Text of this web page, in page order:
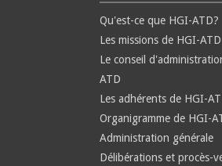
Qu'est-ce que HGI-ATD?
Les missions de HGI-ATD
Le conseil
ATD
Les adhérents de HGI-
Organigramme de HGI-
Administration générale
Délibérations et procès-